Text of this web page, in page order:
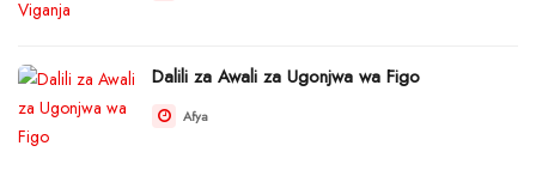
Dalili za Awali za Ugonjwa wa Figo
Afya